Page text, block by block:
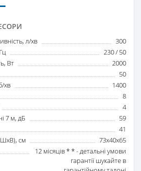
л/хв
300
230 / 50
Вт
2000
50
хв
1400
8
4
7 м, дБ
59
41
см
73х40х65
12 місяців * * - детальні умови
гарантії шукайте в